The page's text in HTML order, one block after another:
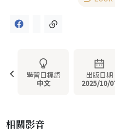
學習目標語
中文
出版日期
2025/10/
相關影音